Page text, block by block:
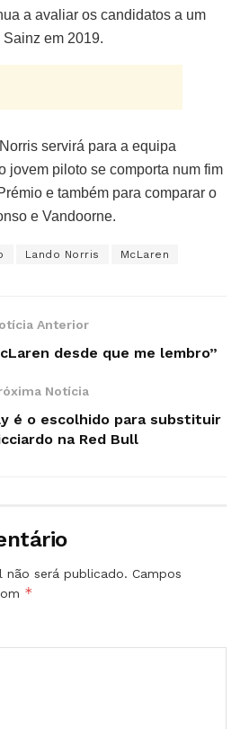
a avaliar os candidatos a um
Sainz em 2019.
servirá para a equipa
jovem piloto se comporta num fim
e também para comparar o
e Vandoorne.
Lando Norris McLaren
Anterior
desde que me lembro”
Notícia
é o escolhido para substituir
na Red Bull
não será publicado. Campos
*